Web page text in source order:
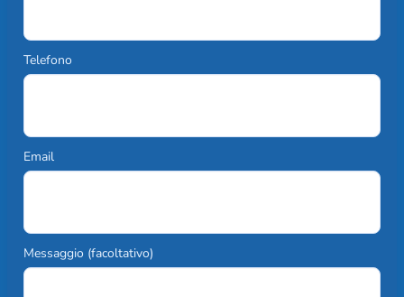
Telefono
Email
Messaggio (facoltativo)